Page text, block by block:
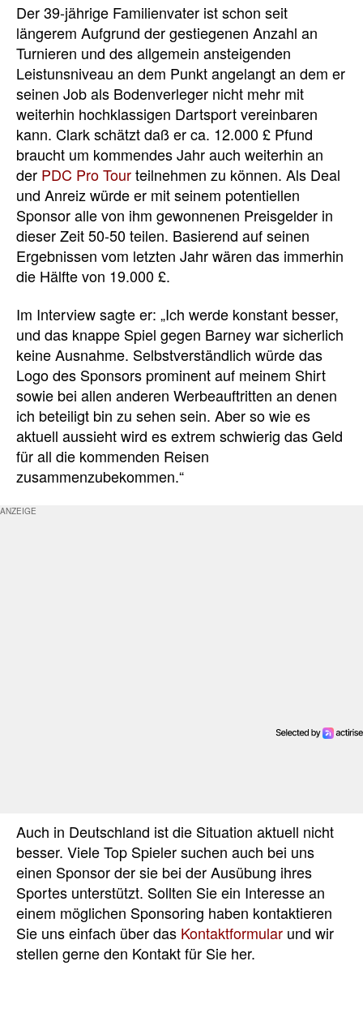
Der 39-jährige Familienvater ist schon seit
längerem Aufgrund der gestiegenen Anzahl an
Turnieren und des allgemein ansteigenden
Leistunsniveau an dem Punkt angelangt an dem er
seinen Job als Bodenverleger nicht mehr mit
weiterhin hochklassigen Dartsport vereinbaren
kann. Clark schätzt daß er ca. 12.000 £ Pfund
braucht um kommendes Jahr auch weiterhin an
der PDC Pro Tourteilnehmen zu können. Als Deal
und Anreiz würde er mit seinem potentiellen
Sponsor alle von ihm gewonnenen Preisgelder in
dieser Zeit 50-50 teilen. Basierend auf seinen
Ergebnissen vom letzten Jahr wären das immerhin
die Hälfte von 19.000 £.
Im Interview sagte er: „Ich werde konstant besser,
und das knappe Spiel gegen Barney war sicherlich
keine Ausnahme. Selbstverständlich würde das
Logo des Sponsors prominent auf meinem Shirt
sowie bei allen anderen Werbeauftritten an denen
ich beteiligt bin zu sehen sein. Aber so wie es
aktuell aussieht wird es extrem schwierig das Geld
für all die kommenden Reisen
zusammenzubekommen.“
Auch in Deutschland ist die Situation aktuell nicht
besser. Viele Top Spieler suchen auch bei uns
einen Sponsor der sie bei der Ausübung ihres
Sportes unterstützt. Sollten Sie ein Interesse an
einem möglichen Sponsoring haben kontaktieren
Sie uns einfach über das Kontaktformular und wir
stellen gerne den Kontakt für Sie her.